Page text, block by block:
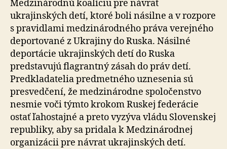
Medzinárodnú koalíciu pre návrat
ukrajinských detí, ktoré boli násilne a v rozpore
s pravidlami medzinárodného práva verejného
deportované z Ukrajiny do Ruska. Násilné
deportácie ukrajinských detí do Ruska
predstavujú flagrantný zásah do práv detí.
Predkladatelia predmetného uznesenia sú
presvedčení, že medzinárodne spoločenstvo
nesmie voči týmto krokom Ruskej federácie
ostať ľahostajné a preto vyzýva vládu Slovenskej
republiky, aby sa pridala k Medzinárodnej
organizácii pre návrat ukrajinských detí.